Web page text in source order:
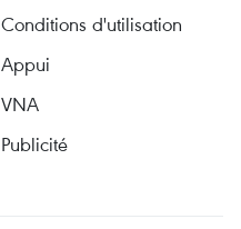
Conditions d'utilisation
Appui
VNA
Publicité